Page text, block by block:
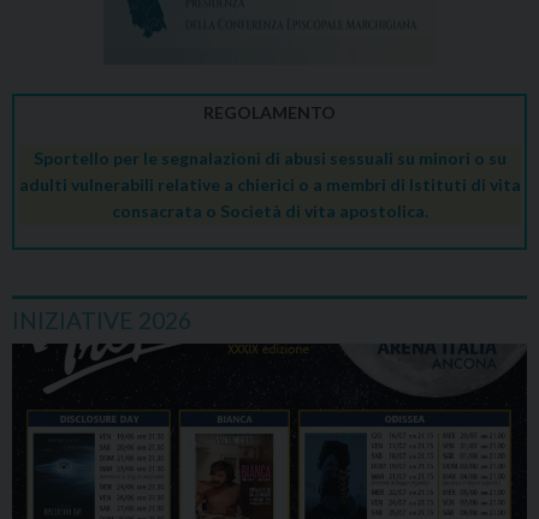
REGOLAMENTO
Sportello per le segnalazioni di abusi sessuali su minori o su
adulti vulnerabili relative a chierici o a membri di Istituti di vita
consacrata o Società di vita apostolica.
INIZIATIVE 2026